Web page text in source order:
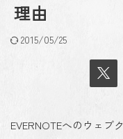
理由
2015/05/25
EVERNOTEへのウェブ